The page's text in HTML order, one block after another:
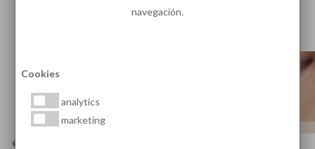
¿QUÉ SON LAS BOLSAS
navegación.
Cookies
analytics
marketing